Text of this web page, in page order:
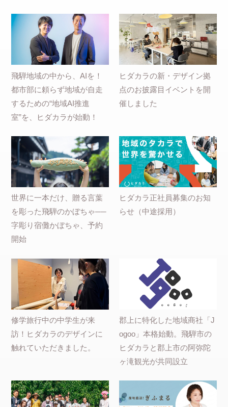
飛騨地域の中から、AIを！
都市部に頼らず地域が自走
するための“地域AI推進
室”を、ヒダカラが始動！
ヒダカラの新・デザイン拠
点のお披露目イベントを開
催しました
世界に一本だけ、贈る言葉
を彫った飛騨のかぼちゃ──
字彫り宿儺かぼちゃ、予約
開始
ヒダカラ正社員募集のお知
らせ（中途採用）
修学旅行中の中学生が来
訪！ヒダカラのデザインに
触れていただきました。
郡上に特化した地域商社「J
ogoo」本格始動。飛騨市の
ヒダカラと郡上市の阿弥陀
ヶ滝観光が共同設立